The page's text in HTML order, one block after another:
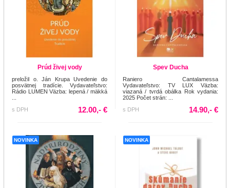
Prúd živej vody
preložil o. Ján Krupa Uvedenie do
posvätnej tradície. Vydavateľstvo:
Rádio LUMEN Väzba: lepená / mäkká
s DPH
12.00,- €
Spev Ducha
Raniero Cantalamessa
Vydavateľstvo: TV LUX Väzba:
viazaná / tvrdá obálka Rok vydania:
2025 Počet strán: ...
s DPH
14.90,- €
NOVINKA NOVINKA